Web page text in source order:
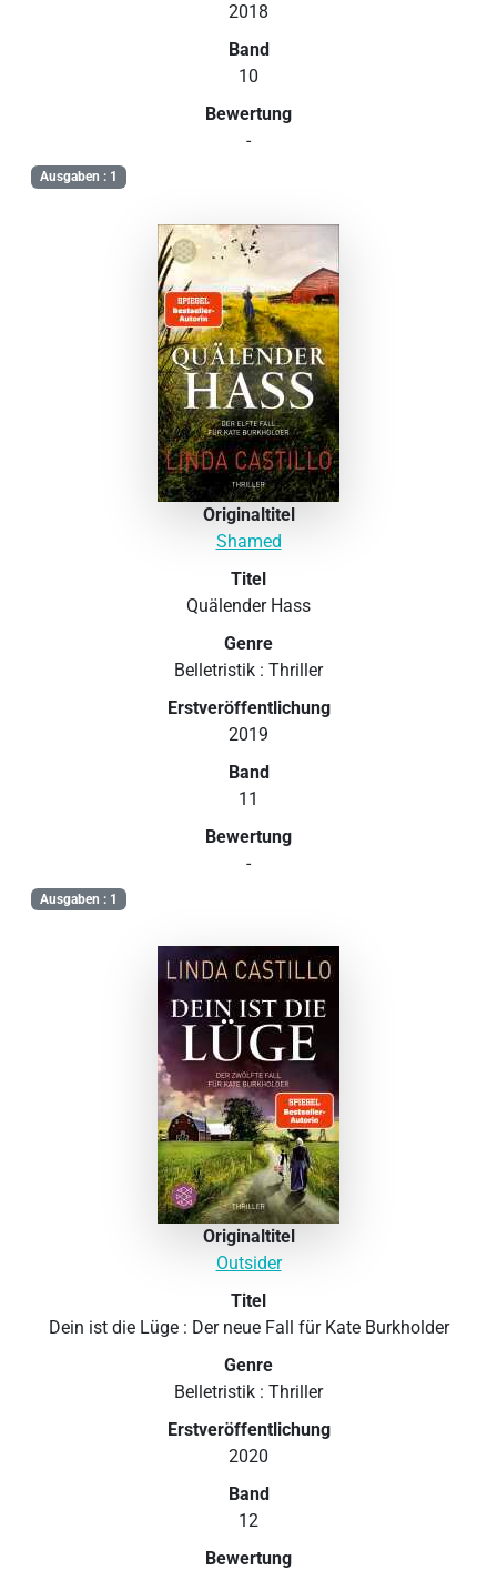
2018
Band
10
Bewertung
-
Ausgaben : 1
Originaltitel
Shamed
Titel
Quälender Hass
Genre
Belletristik : Thriller
Erstveröffentlichung
2019
Band
11
Bewertung
-
Ausgaben : 1
Originaltitel
Outsider
Titel
Dein ist die Lüge : Der neue Fall für Kate Burkholder
Genre
Belletristik : Thriller
Erstveröffentlichung
2020
Band
12
Bewertung